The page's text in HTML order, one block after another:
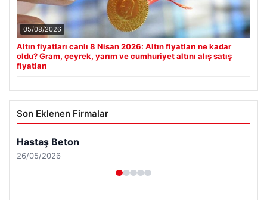
05/08/2026
Altın fiyatları canlı 8 Nisan 2026: Altın fiyatları ne kadar
oldu? Gram, çeyrek, yarım ve cumhuriyet altını alış satış
fiyatları
Son Eklenen Firmalar